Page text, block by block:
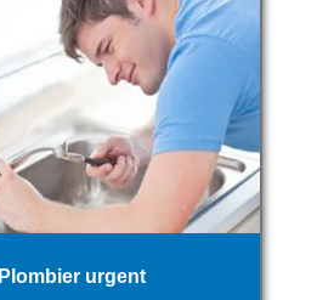
Plombier urgent